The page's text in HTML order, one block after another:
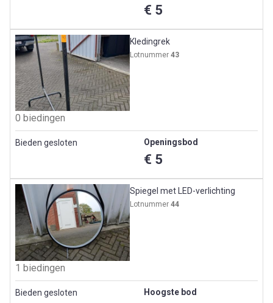
€ 5
Kledingrek
Lotnummer43
0 biedingen
Bieden gesloten Openingsbod
€ 5
Spiegel met LED-verlichting
Lotnummer44
1 biedingen
Bieden gesloten Hoogste bod